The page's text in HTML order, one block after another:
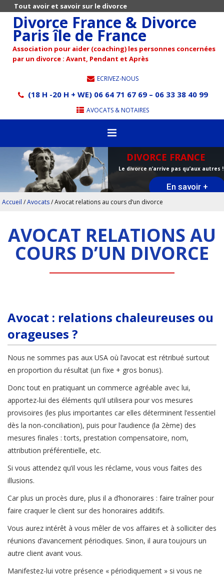
Tout avoir et savoir sur le divorce
Divorce France & Divorce
Paris île de France
Association pour aider (coaching) les personnes concernées
par un divorce : Avant, Pendant et Après
ECRIVEZ-NOUS
(18 H -20 H + WE) 06 64 71 67 69 – 06 33 38 40 99
AVOCATS & NOTAIRES
DIVORCE FRANCE
Le divorce n’arrive pas qu’aux autres !
En savoir +
Accueil /Avocats/Avocat relations au cours d’un divorce
AVOCAT RELATIONS AU
COURS D’UN DIVORCE
Avocat : relations chaleureuses ou
orageuses ?
Nous ne sommes pas aux USA où l’avocat est rétribué surtout
en proportion du résultat (un fixe + gros bonus).
Donc tout en pratiquant un commerce agréable avec lui,
apportez-lui des éléments qu’il utilisera pour vos mesures
provisoires (les plus importantes car elles déterminent l’essentiel
dès la non-conciliation), puis pour l’audience (la 2ème) des
mesures finales : torts, prestation compensatoire, nom,
attribution préférentielle, etc.
Si vous attendez qu’il vous les réclame, vous vous faites des
illusions.
Car plus un procès dure, plus il a d’honoraires : faire traîner pour
faire craquer le client sur des honoraires additifs.
Vous aurez intérêt à vous mêler de vos affaires et à solliciter des
réunions d’avancement périodiques. Sinon, il aura toujours un
autre client avant vous.
Manifestez-lui votre présence « périodiquement » si vous ne